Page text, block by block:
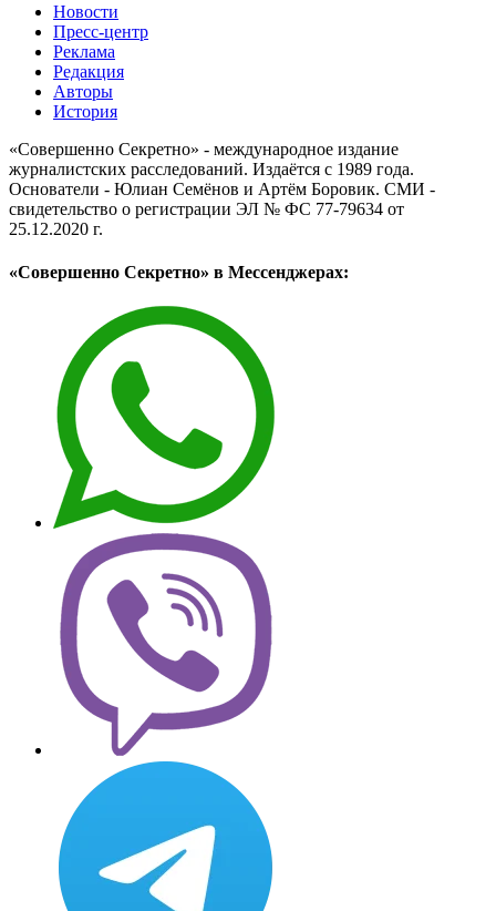
Новости
Пресс-центр
Реклама
Редакция
Авторы
История
«Совершенно Секретно» - международное издание
журналистских расследований. Издаётся с 1989 года.
Основатели - Юлиан Семёнов и Артём Боровик. CМИ -
свидетельство о регистрации ЭЛ № ФС 77-79634 от
25.12.2020 г.
«Совершенно Секретно» в Мессенджерах: